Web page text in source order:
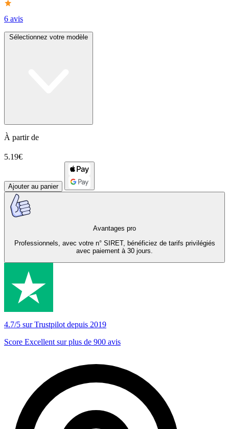
6 avis
Sélectionnez votre modèle
À partir de
5.19€
Ajouter au panier
Avantages pro
Professionnels, avec votre n° SIRET, bénéficiez de tarifs privilégiés
avec paiement à 30 jours.
4.7/5 sur Trustpilot depuis 2019
Score Excellent sur plus de 900 avis